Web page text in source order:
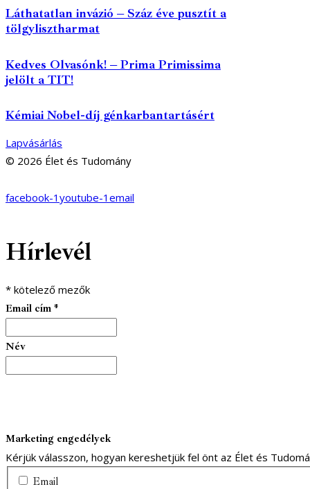
Láthatatlan invázió – Száz éve pusztít a
tölgylisztharmat
Kedves Olvasónk! – Prima Primissima
jelölt a TIT!
Kémiai Nobel-díj génkarbantartásért
Lapvásárlás
© 2026 Élet és Tudomány
facebook-1 youtube-1 email
Hírlevél
* kötelező mezők
Email cím *
Név
Marketing engedélyek
Kérjük válasszon, hogyan kereshetjük fel önt az Élet és
Email